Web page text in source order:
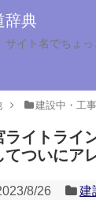
辞典
サイト名でちょ
建設中・工
イトライ
てついにア
8/26 建